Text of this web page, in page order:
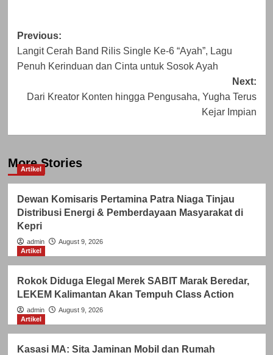
Post
navigation
Previous:
Langit Cerah Band Rilis Single Ke-6 “Ayah”, Lagu
Penuh Kerinduan dan Cinta untuk Sosok Ayah
Next:
Dari Kreator Konten hingga Pengusaha, Yugha Terus
Kejar Impian
More Stories
Artikel
Dewan Komisaris Pertamina Patra Niaga Tinjau
Distribusi Energi & Pemberdayaan Masyarakat di
Kepri
admin
August 9, 2026
Artikel
Rokok Diduga Elegal Merek SABIT Marak Beredar,
LEKEM Kalimantan Akan Tempuh Class Action
admin
August 9, 2026
Artikel
Kasasi MA: Sita Jaminan Mobil dan Rumah